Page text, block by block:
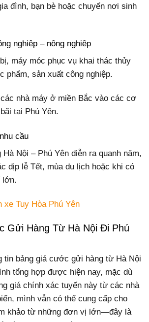
đình, bạn bè hoặc chuyển nơi sinh
nghiệp – nông nghiệp
máy móc phục vụ khai thác thủy
phẩm, sản xuất công nghiệp.
nhà máy ở miền Bắc vào các cơ
tại Phú Yên.
cầu
Nội – Phú Yên diễn ra quanh năm,
dịp lễ Tết, mùa du lịch hoặc khi có
lớn.
xe Tuy Hòa Phú Yên
Gửi Hàng Từ Hà Nội Đi Phú
tin bảng giá cước gửi hàng từ Hà Nội
tổng hợp được hiện nay, mặc dù
giá chính xác tuyến này từ các nhà
mình vẫn có thể cung cấp cho
khảo từ những đơn vị lớn—đây là